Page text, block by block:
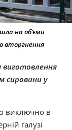
на об’єми
вторгнення
виготовлення
сировини у
виключно в
галузі